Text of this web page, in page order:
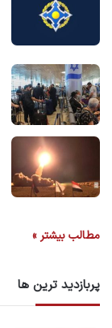
مطالب بیشتر »
پربازدید ترین ها